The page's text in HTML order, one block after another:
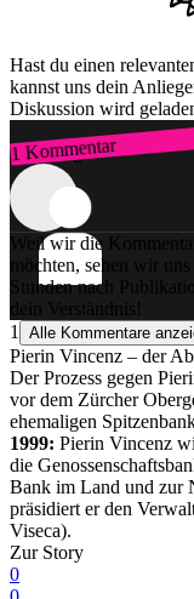
Hast du einen
kannst uns dein
Diskussion wird
1 Kommentar
Zum Login
Weil wir die
möchten, sehen wir
Stunden nach
dein Verständnis!
1
Alle Kommentare
Pierin Vincenz – der
Der Prozess gegen
vor dem Zürcher
ehemaligen
1999: Pierin Vincenz
die
Bank im Land und zur
präsidiert er den
Viseca).
Zur Story
0